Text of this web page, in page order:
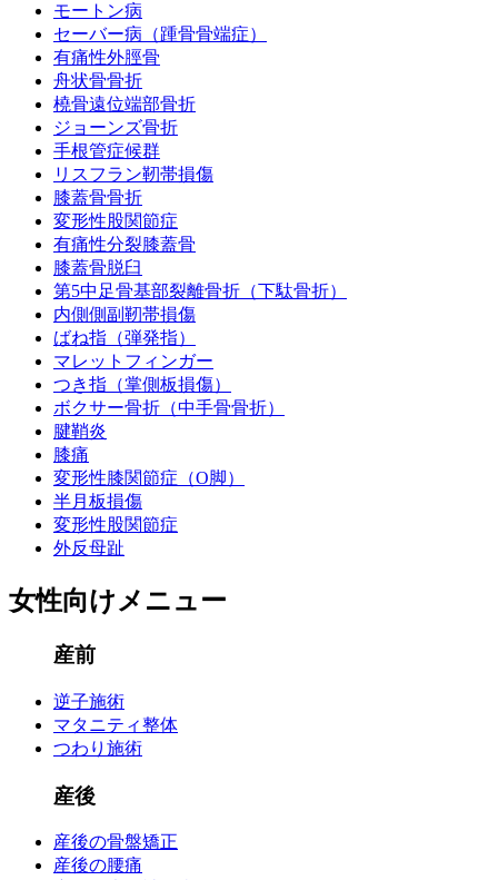
モートン病
セーバー病（踵骨骨端症）
有痛性外脛骨
舟状骨骨折
橈骨遠位端部骨折
ジョーンズ骨折
手根管症候群
リスフラン靭帯損傷
膝蓋骨骨折
変形性股関節症
有痛性分裂膝蓋骨
膝蓋骨脱臼
第5中足骨基部裂離骨折（下駄骨折）
内側側副靭帯損傷
ばね指（弾発指）
マレットフィンガー
つき指（掌側板損傷）
ボクサー骨折（中手骨骨折）
腱鞘炎
膝痛
変形性膝関節症（O脚）
半月板損傷
変形性股関節症
外反母趾
女性向けメニュー
産前
逆子施術
マタニティ整体
つわり施術
産後
産後の骨盤矯正
産後の腰痛